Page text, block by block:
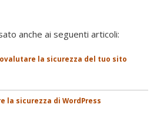
anche ai seguenti articoli:
la sicurezza del tuo sito
la sicurezza di WordPress